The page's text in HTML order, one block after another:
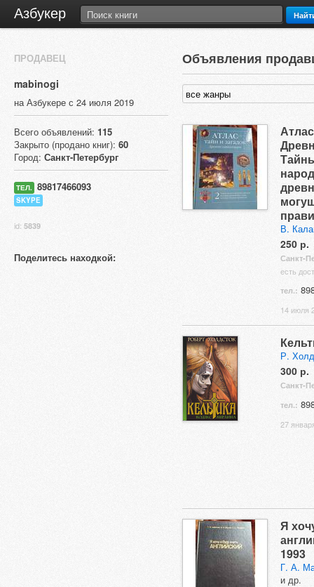
Азбукер
ПРОДАВЕЦ
mabinogi
на Азбукере с 24 июля 2019
Всего объявлений: 115
Закрыто (продано книг): 60
Город: Санкт-Петербург
ТЕЛ. 89817466093
SKYPE
id: 5839
Поделитесь находкой:
Объявления
В.
250 р.
Санкт-
есть
тел.:
14 июля
Р.
300 р.
Санкт-
тел.:
27
Я
1993
Г. А.
и др.